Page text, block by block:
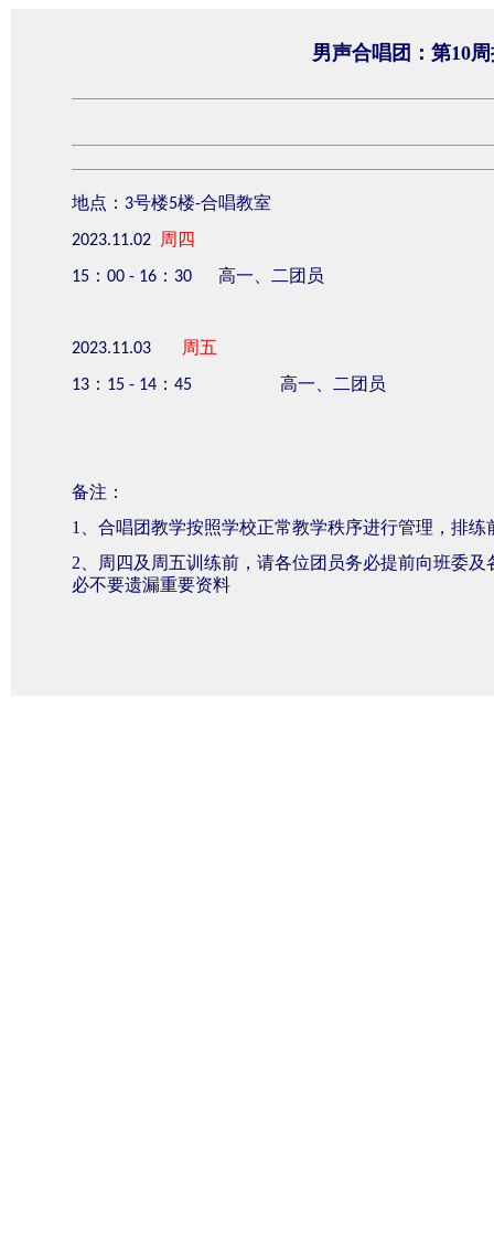
男声合唱团：第10
地点： 3号楼5楼-合唱教室
2023.11.02 周四
15 ： 00 - 16 ： 30 高一、二团员
2023.11.03 周五
13：15 - 14：45 高一、二团员
备注：
1、 合唱团教学按照学校正常教学秩序进行管理，排
2、
周四及周五训练前，请各位团员务必提前向班委
必不要遗漏重要资料